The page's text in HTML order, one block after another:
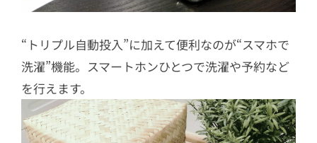
“トリプル自動投入”に加えて便利なのが“スマホで
洗濯”機能。スマートホンひとつで洗濯や予約など
を行えます。